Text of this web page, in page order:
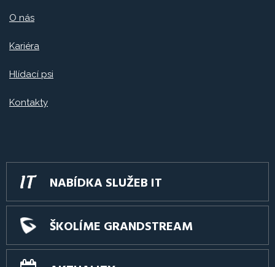
O nás
Kariéra
Hlídací psi
Kontakty
NABÍDKA SLUŽEB IT
ŠKOLÍME GRANDSTREAM